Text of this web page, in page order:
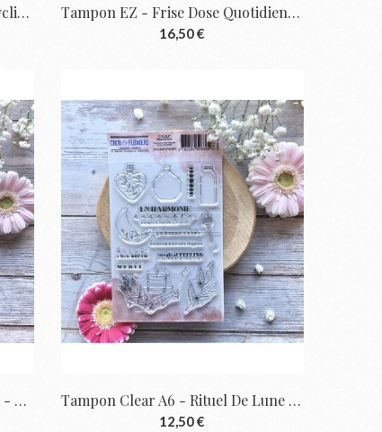
Tampon EZ - L'épouvantail - Cyclique |... Tampon EZ - Frise Dose Quotidienne -...
16,50 €
Tampon Clear DL - Carpe Diem - Cyclique |... Tampon Clear A6 - Rituel De Lune -...
12,50 €